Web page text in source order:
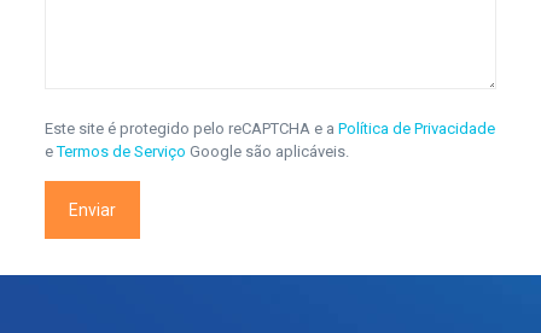
Este site é protegido pelo reCAPTCHA e a Política de Privacidade
eTermos de Serviço Google são aplicáveis.